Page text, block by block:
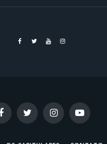
FacebookTwitterYouTubeInstagram
FacebookTwitter InstagramYouTube